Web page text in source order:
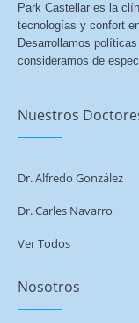
Park Castellar es la
tecnologías y confort
Desarrollamos
consideramos de
Nuestros
Dr. Alfredo González
Dr. Carles Navarro
Ver Todos
Nosotros